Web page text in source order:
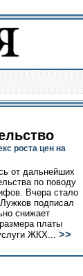
роста цен на
от дальнейших
по поводу
Вчера стало
подписал
снижает
платы
ЖКХ... >>